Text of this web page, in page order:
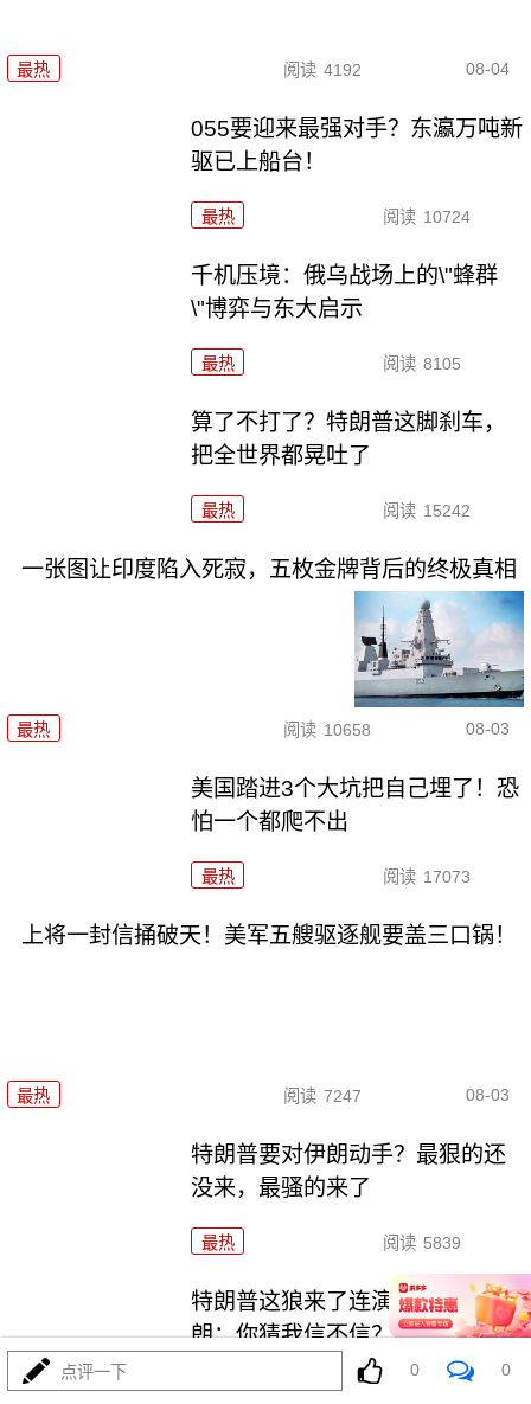
最热 阅读 4192 08-04
055要迎来最强对手？东瀛万吨新
驱已上船台！
最热 阅读 10724
千机压境：俄乌战场上的\"蜂群
\"博弈与东大启示
最热 阅读 8105
算了不打了？特朗普这脚刹车，
把全世界都晃吐了
最热 阅读 15242
一张图让印度陷入死寂，五枚金牌背后的终极真相
最热 阅读 10658 08-03
美国踏进3个大坑把自己埋了！恐
怕一个都爬不出
最热 阅读 17073
上将一封信捅破天！美军五艘驱逐舰要盖三口锅！
最热 阅读 7247 08-03
特朗普要对伊朗动手？最狠的还
没来，最骚的来了
最热 阅读 5839
特朗普这狼来了连演十遍，伊
朗：你猜我信不信？
最热
点评一下 0 0